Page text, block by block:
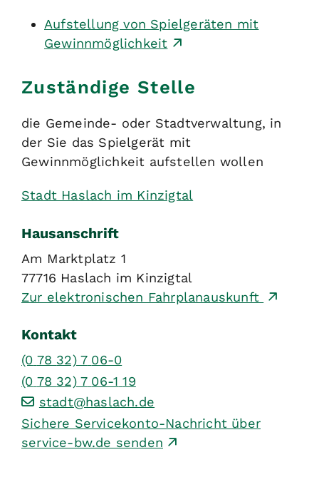
Aufstellung von Spielgeräten mit
Gewinnmöglichkeit
Zuständige Stelle
die Gemeinde- oder Stadtverwaltung, in
der Sie das Spielgerät mit
Gewinnmöglichkeit aufstellen wollen
Stadt Haslach im Kinzigtal
Hausanschrift
Am Marktplatz 1
77716 Haslach im Kinzigtal
Zur elektronischen Fahrplanauskunft
Kontakt
(0 78 32) 7 06-0
(0 78 32) 7 06-1 19
stadt@haslach.de
Sichere Servicekonto-Nachricht über
service-bw.de senden